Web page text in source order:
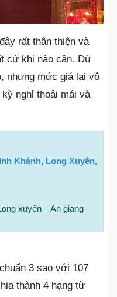
rất thân thiện và
cứ khi nào cần. Dù
nhưng mức giá lại vô
nghỉ thoải mái và
Khánh, Long Xuyên,
xuyên – An giang
3 sao với 107
thành 4 hạng từ